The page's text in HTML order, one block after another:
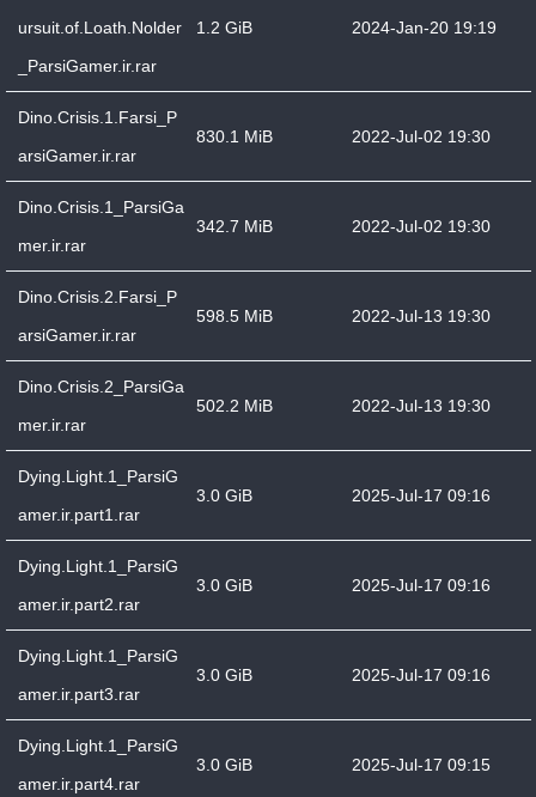
ursuit.of.Loath.Nolder
_ParsiGamer.ir.rar
1.2 GiB 2024-Jan-20 19:19
Dino.Crisis.1.Farsi_P
arsiGamer.ir.rar
830.1 MiB 2022-Jul-02 19:30
Dino.Crisis.1_ParsiGa
mer.ir.rar
342.7 MiB 2022-Jul-02 19:30
Dino.Crisis.2.Farsi_P
arsiGamer.ir.rar
598.5 MiB 2022-Jul-13 19:30
Dino.Crisis.2_ParsiGa
mer.ir.rar
502.2 MiB 2022-Jul-13 19:30
Dying.Light.1_ParsiG
amer.ir.part1.rar
3.0 GiB 2025-Jul-17 09:16
Dying.Light.1_ParsiG
amer.ir.part2.rar
3.0 GiB 2025-Jul-17 09:16
Dying.Light.1_ParsiG
amer.ir.part3.rar
3.0 GiB 2025-Jul-17 09:16
Dying.Light.1_ParsiG
amer.ir.part4.rar
3.0 GiB 2025-Jul-17 09:15